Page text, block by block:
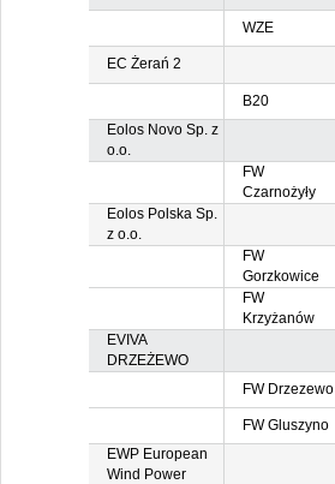
WZE
EC Żerań 2
B20
Eolos Novo Sp. z
o.o.
FW
Czarnożyły
Eolos Polska Sp.
z o.o.
FW
Gorzkowice
FW
Krzyżanów
EVIVA
DRZEŻEWO
FW Drzezewo
FW Gluszyno
EWP European
Wind Power